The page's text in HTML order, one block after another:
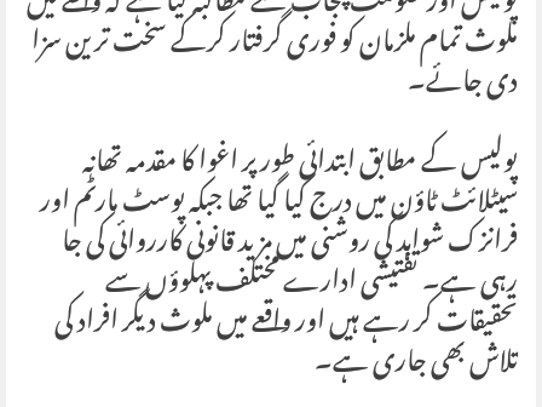
ملوث تمام ملزمان کو فوری گرفتار کرکے سخت ترین سزا
دی جائے۔
پولیس کے مطابق ابتدائی طور پر اغوا کا مقدمہ تھانہ
سیٹلائٹ ٹاؤن میں درج کیا گیا تھا جبکہ پوسٹ مارٹم اور
فرانزک شواہد کی روشنی میں مزید قانونی کارروائی کی جا
رہی ہے۔ تفتیشی ادارے مختلف پہلوؤں سے
تحقیقات کر رہے ہیں اور واقعے میں ملوث دیگر افراد کی
تلاش بھی جاری ہے۔